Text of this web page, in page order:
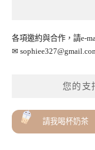
各項邀約與合作，請e-
✉
您的支
請我喝杯奶茶